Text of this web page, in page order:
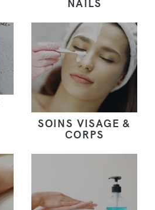
SOINS VISAGE &
CORPS